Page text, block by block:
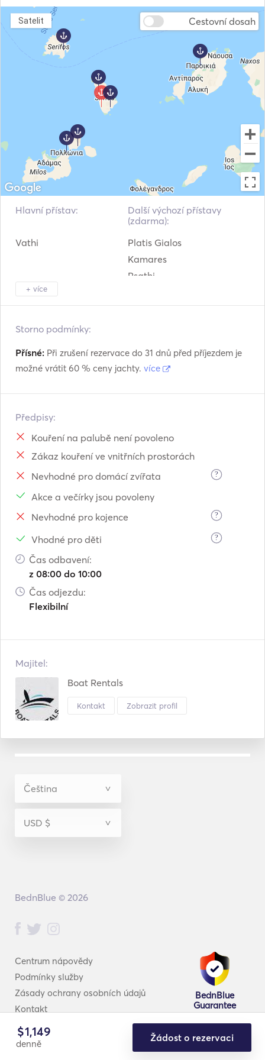
Cestovní dosah
Satelit
Hlavní přístav:
Vathi
Další výchozí přístavy
(zdarma):
Platis Gialos
Kamares
Psathi
+ více
Storno podmínky:
Přísné: Při zrušení rezervace do 31 dnů před příjezdem je
možné vrátit 60 % ceny jachty. více
Předpisy:
Kouření na palubě není povoleno
Zákaz kouření ve vnitřních prostorách
Nevhodné pro domácí zvířata
?
Akce a večírky jsou povoleny
Nevhodné pro kojence
?
Vhodné pro děti ?
Čas odbavení:
z 08:00 do 10:00
Čas odjezdu:
Flexibilní
Majitel:
Boat Rentals
Kontakt Zobrazit profil
$1,149
denně
Žádost o rezervaci
Centrum nápovědy
Podmínky služby
Zásady ochrany osobních údajů
Kontakt
BednBlue
Guarantee
BednBlue © 2026